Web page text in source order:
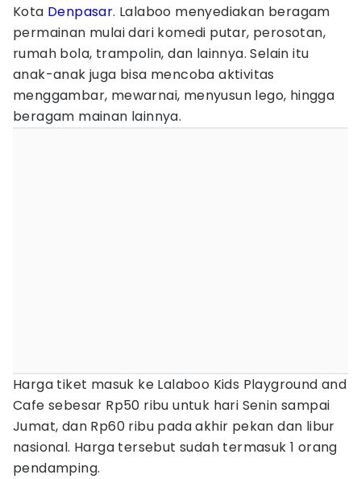
Kota Denpasar. Lalaboo menyediakan beragam
permainan mulai dari komedi putar, perosotan,
rumah bola, trampolin, dan lainnya. Selain itu
anak-anak juga bisa mencoba aktivitas
menggambar, mewarnai, menyusun lego, hingga
beragam mainan lainnya.
Harga tiket masuk ke Lalaboo Kids Playground and
Cafe sebesar Rp50 ribu untuk hari Senin sampai
Jumat, dan Rp60 ribu pada akhir pekan dan libur
nasional. Harga tersebut sudah termasuk 1 orang
pendamping.